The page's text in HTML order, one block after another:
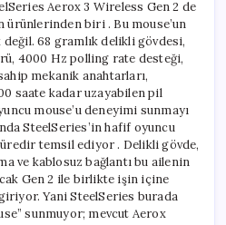
Aerox 3 Wireless Gen 2 de
biri . Bu mouse’un
68 gramlık delikli gövdesi,
4000 Hz polling rate desteği,
mekanik anahtarları,
saate kadar uzayabilen pil
mouse’u deneyimi sunmayı
SteelSeries’in hafif oyuncu
temsil ediyor . Delikli gövde,
ve kablosuz bağlantı bu ailenin
Gen 2 ile birlikte işin içine
Yani SteelSeries burada
sunmuyor; mevcut Aerox